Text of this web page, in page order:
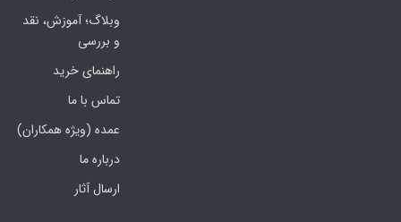
وبلاگ؛ آموزش، نقد
و بررسی
راهنمای خرید
تماس با ما
عمده (ویژه همکاران)
درباره ما
ارسال آثار